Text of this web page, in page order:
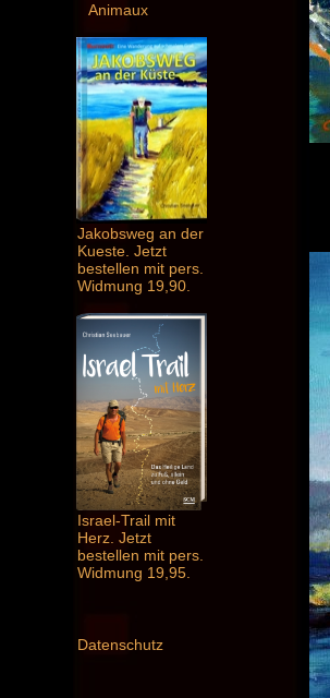
Animaux
Jakobsweg an der
Kueste. Jetzt
bestellen mit pers.
Widmung 19,90.
Israel-Trail mit
Herz. Jetzt
bestellen mit pers.
Widmung 19,95.
Datenschutz